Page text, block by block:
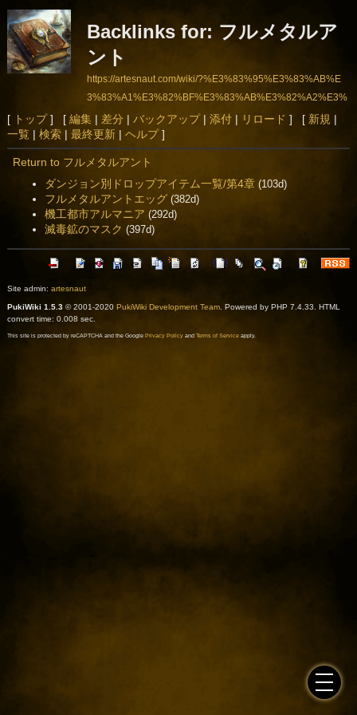
Backlinks for: フルメタルア
ント
https://artesnaut.com/wiki/?%E3%83%95%E3%83%AB%E
3%83%A1%E3%82%BF%E3%83%AB%E3%82%A2%E3%
83%B3%E3%83%88
[ トップ] [ 編集| 差分 | バックアップ| 添付| リロード ] [ 新規 |
一覧| 検索| 最終更新| ヘルプ]
Return to フルメタルアント
ダンジョン別ドロップアイテム一覧/第4章 (103d)
フルメタルアントエッグ (382d)
機工都市アルマニア (292d)
滅毒鉱のマスク (397d)
Site admin: artesnaut
PukiWiki 1.5.3© 2001-2020 PukiWiki Development Team. Powered by PHP 7.4.33. HTML
convert time: 0.008 sec.
This site is protected by reCAPTCHA and the Google Privacy Policyand Terms of Serviceapply.